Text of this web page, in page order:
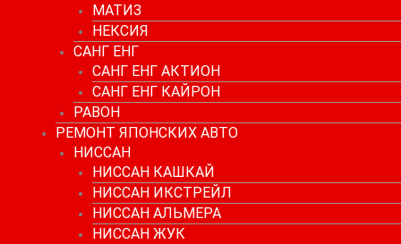
МАТИЗ
НЕКСИЯ
САНГ ЕНГ
САНГ ЕНГ АКТИОН
САНГ ЕНГ КАЙРОН
РАВОН
РЕМОНТ ЯПОНСКИХ АВТО
НИССАН
НИССАН КАШКАЙ
НИССАН ИКСТРЕЙЛ
НИССАН АЛЬМЕРА
НИССАН ЖУК